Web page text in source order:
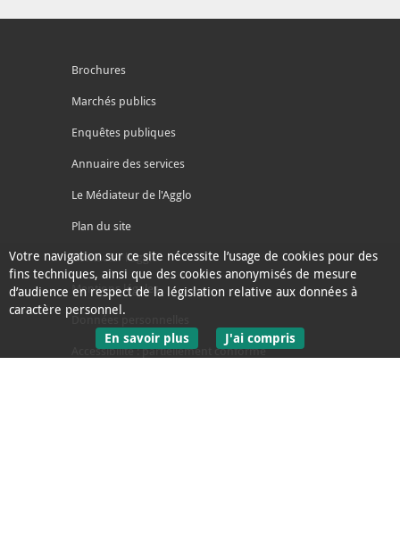
Votre navigation sur ce site nécessite l’usage de cookies pour des
fins techniques, ainsi que des cookies anonymisés de mesure
d’audience en respect de la législation relative aux données à
caractère personnel.
En savoir plussur les données personnelles
J'ai compris
le message
Brochures
Marchés publics
Enquêtes publiques
Annuaire des services
Le Médiateur de l'Agglo
Plan du site
Contacter l'agglo
Mentions légales
Accessibilité : partiellement conforme